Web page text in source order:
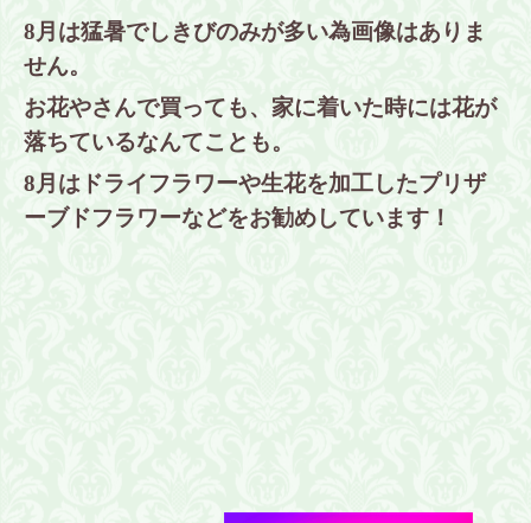
8月は猛暑でしきびのみが多い為画像はありま
せん。
お花やさんで買っても、家に着いた時には花が
落ちているなんてことも。
8月はドライフラワーや生花を加工したプリザ
ーブドフラワーなどをお勧めしています！